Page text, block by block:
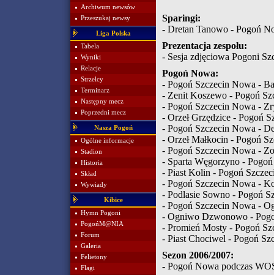
Archiwum newsów
Przeszukaj newsy
Liga Polska
Tabela
Wyniki
Relacje
Strzelcy
Terminarz
Następny mecz
Poprzedni mecz
Nasza Pogoń
Ogólne informacje
Stadion
Historia
Skład
Wywiady
Kibice
Hymn Pogoni
PogońM@NIA
Forum
Galeria
Felietony
Flagi
Sparingi:
- Dretan Tanowo - Pogoń
Prezentacja zespołu:
- Sesja zdjęciowa Pogoni
Pogoń Nowa:
- Pogoń Szczecin Nowa -
- Zenit Koszewo - Pogoń
- Pogoń Szczecin Nowa -
- Orzeł Grzędzice - Pogoń
- Pogoń Szczecin Nowa -
- Orzeł Małkocin - Pogoń
- Pogoń Szczecin Nowa -
- Sparta Węgorzyno -
- Piast Kolin - Pogoń
- Pogoń Szczecin Nowa -
- Podlasie Sowno - Pogoń
- Pogoń Szczecin Nowa -
- Ogniwo Dzwonowo -
- Promień Mosty - Pogoń
- Piast Chociwel - Pogoń
Sezon 2006/2007:
- Pogoń Nowa podczas